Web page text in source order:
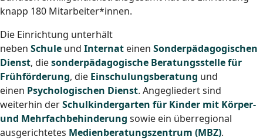
knapp 180 Mitarbeiter*innen.
Die Einrichtung unterhält
neben Schule und Internat einen Sonderpädagogischen
Dienst, diesonderpädagogische Beratungsstelle für
Frühförderung, die Einschulungsberatung und
einen Psychologischen Dienst. Angegliedert sind
weiterhin derSchulkindergarten für Kinder mit Körper-
und Mehrfachbehinderung sowie ein überregional
ausgerichtetes Medienberatungszentrum (MBZ).